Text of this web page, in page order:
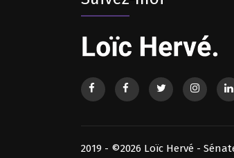
2019 - ©2026 Loïc Hervé -